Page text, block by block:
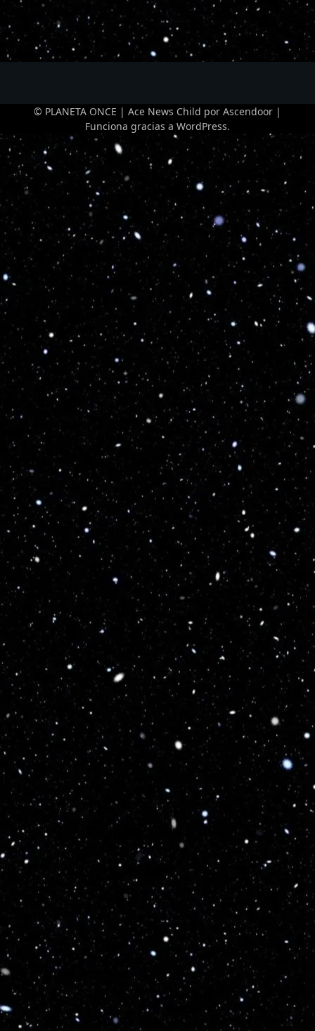
© PLANETA ONCE | Ace News Child por Ascendoor |
Funciona gracias a WordPress.